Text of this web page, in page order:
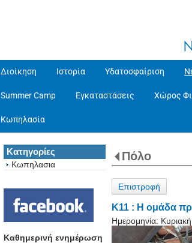
Διοίκηση Ιστορία Υδατοσφαίριση
Summer Camp Εγκαταστάσεις Χώρος
Κωπηλασία
Κατηγορίες
Κωπηλασια
Καθημερινή ενημέρωση
Πόλο
Επιστροφή
Κ11 : Η ομάδα
Ημερομηνία: